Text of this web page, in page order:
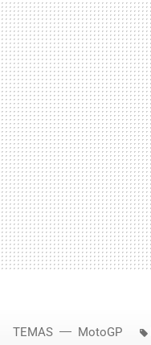
TEMAS MotoGP